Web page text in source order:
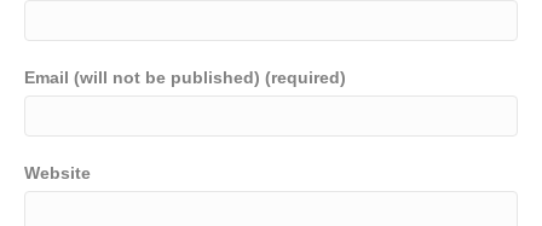
Email (will not be published) (required)
Website